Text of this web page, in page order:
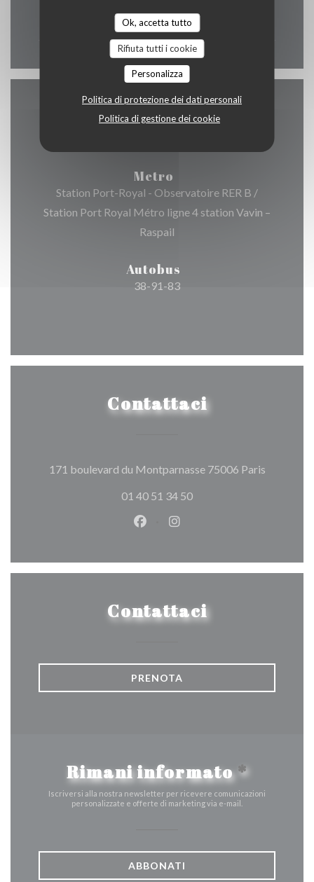
Ok, accetta tutto
Rifiuta tutti i cookie
Personalizza
Politica di protezione dei dati personali
Politica di gestione dei cookie
12:00 - 00:00
Accesso
Metro
Station Port-Royal - Observatoire RER B /
Station Port Royal Métro ligne 4 station Vavin –
Raspail
Autobus
38-91-83
Contattaci
171 boulevard du Montparnasse 75006 Paris((apre
01 40 51 34 50
Facebook ((apre una nuova
Instagram ((apre una
Contattaci
PRENOTA
Rimani informato*
Iscriversi alla nostra newsletter per ricevere comunicazioni
personalizzate e offerte di marketing via e-mail.
ABBONATI